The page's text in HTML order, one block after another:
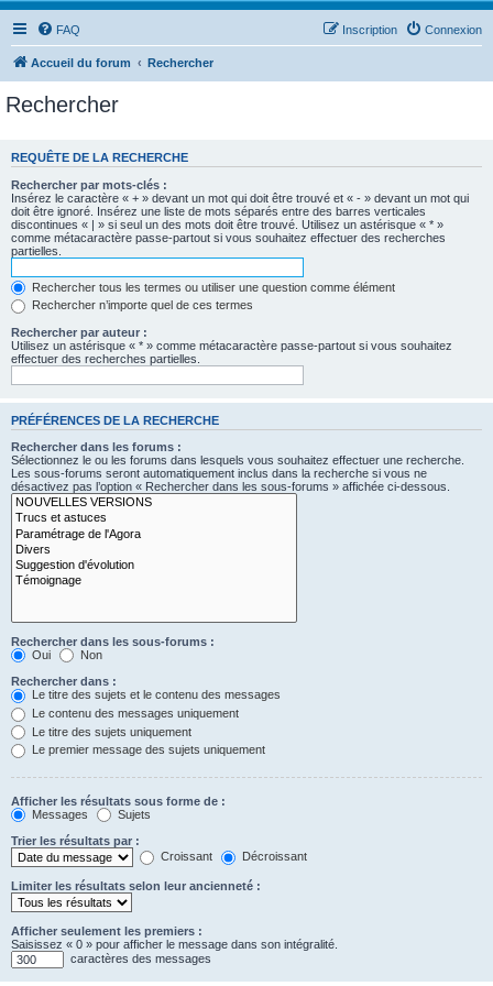
FAQ Connexion
Inscription
Accueil du forum Rechercher
Rechercher
REQUÊTE DE LA RECHERCHE
Rechercher par mots-clés :
Insérez le caractère « + » devant un mot qui doit être trouvé et « - » devant un mot qui
doit être ignoré. Insérez une liste de mots séparés entre des barres verticales
discontinues « | » si seul un des mots doit être trouvé. Utilisez un astérisque « * »
comme métacaractère passe-partout si vous souhaitez effectuer des recherches
partielles.
Rechercher tous les termes ou utiliser une question comme élément
Rechercher n’importe quel de ces termes
Rechercher par auteur :
Utilisez un astérisque « * » comme métacaractère passe-partout si vous souhaitez
effectuer des recherches partielles.
PRÉFÉRENCES DE LA RECHERCHE
Rechercher dans les forums :
Sélectionnez le ou les forums dans lesquels vous souhaitez effectuer une recherche.
Les sous-forums seront automatiquement inclus dans la recherche si vous ne
désactivez pas l’option « Rechercher dans les sous-forums » affichée ci-dessous.
Rechercher dans les sous-forums :
Oui
Non
Rechercher dans :
Le titre des sujets et le contenu des messages
Le contenu des messages uniquement
Le titre des sujets uniquement
Le premier message des sujets uniquement
Afficher les résultats sous forme de :
Messages
Sujets
Trier les résultats par :
Croissant
Décroissant
Limiter les résultats selon leur ancienneté :
Afficher seulement les premiers :
Saisissez « 0 » pour afficher le message dans son intégralité.
caractères des messages